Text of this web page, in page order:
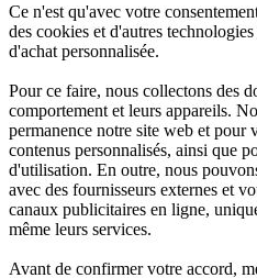
Ce n'est qu'avec votre
des cookies et d'autres
d'achat personnalisée.
Pour ce faire, nous collectons des
comportement et leurs appareils.
permanence notre site web et pour
contenus personnalisés, ainsi que
d'utilisation. En outre, nous
avec des fournisseurs externes et
canaux publicitaires en ligne,
même leurs services.
Avant de confirmer votre accord,